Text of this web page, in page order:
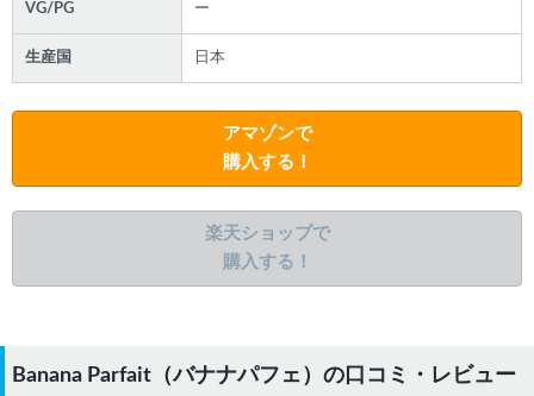
VG/PG ー
生産国 日本
アマゾンで
購入する！
楽天ショップで
購入する！
Banana Parfait（バナナパフェ）の口コミ・レビュー